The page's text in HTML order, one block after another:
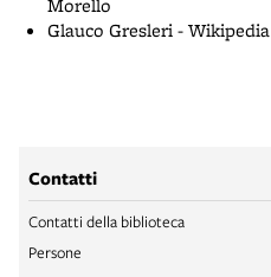
Morello
Glauco Gresleri - Wikipedia
Contatti
Contatti della biblioteca
Persone